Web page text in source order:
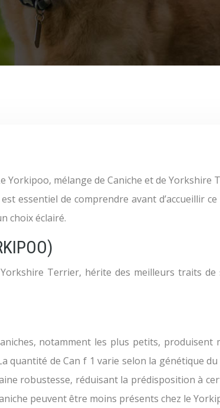
essentiel de comprendre avant d’accueillir
choix éclairé.
Terrier, hérite des meilleurs traits
notamment les plus petits, produisent
de Can f 1 varie selon la génétique du
robustesse, réduisant la prédisposition à
peuvent être moins présents chez le